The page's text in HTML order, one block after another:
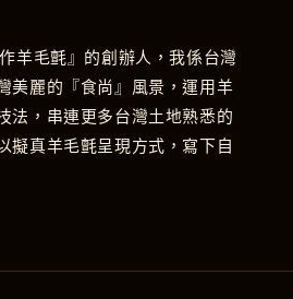
羊毛氈』的創辦人，我係台灣
美麗的『食尚』風景，運用羊
法，串連更多台灣土地熟悉的
擬真羊毛氈呈現方式，寫下自